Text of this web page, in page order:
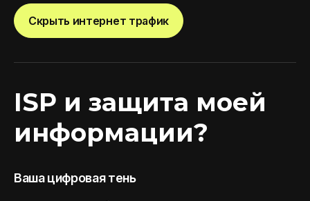
Скрыть интернет трафик
ISP и защита моей
информации?
Ваша цифровая тень